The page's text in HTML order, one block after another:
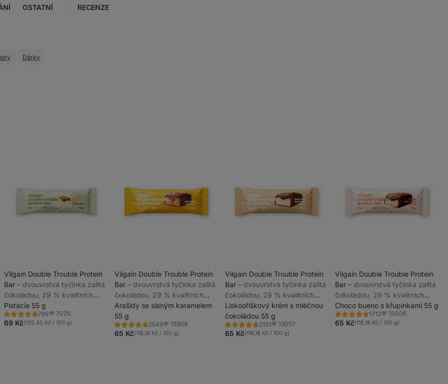
OSTATNÍ RECENZE
Dárky
Vilgain Double Trouble Protein
Bar⁠–⁠ dvouvrstvá tyčinka zalitá
čokoládou, 29 % kvalitních
bílkovin, bez konzervantů a
barviv
Pistácie 55 g
765
Hodnocení
4.7/5,
765
Oblíbené
7025
69 Kč(125,45 Kč / 100 g)
Vilgain Double Trouble Protein
Bar ⁠–⁠ dvouvrstvá tyčinka zalitá
čokoládou, 29 % kvalitních
bílkovin, bez konzervantů a
barviv
Arašídy se slaným karamelem
55 g
2549
Hodnocení
4.7/5,
2549
Oblíbené
15908
65 Kč(118,18 Kč / 100 g)
Vilgain Double Trouble Protein
Bar ⁠–⁠ dvouvrstvá tyčinka zalitá
čokoládou, 29 % kvalitních
bílkovin, bez konzervantů a
barviv
Lískooříškový krém s mléčnou
čokoládou 55 g
2151
Hodnocení
4.7/5,
2151
Oblíbené
13057
65 Kč(118,18 Kč / 100 g)
Vilgain Double Trouble Protein
Bar⁠–⁠ dvouvrstvá tyčinka zalitá
čokoládou, 29 % kvalitních
bílkovin, bez konzervantů a
barviv
Choco bueno s křupinkami 55 g
1712
Hodnocení
4.6/5,
1712
Oblíbené
15006
65 Kč(118,18 Kč / 100 g)